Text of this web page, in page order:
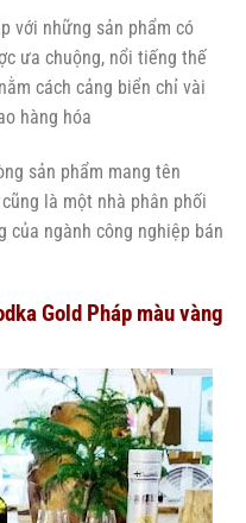
với những sản phẩm có
ưa chuộng, nổi tiếng thế
cách cảng biển chỉ vài
hàng hóa
sản phẩm mang tên
là một nhà phân phối
của ngành công nghiệp bán
Gold Pháp màu vàng